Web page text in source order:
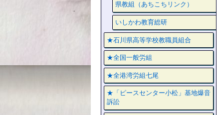
県教組（あちこちリンク）
いしかわ教育総研
★石川県高等学校教職員組合
★全国一般労組
★全港湾労組七尾
★「ピースセンター小松」基地爆音
訴訟